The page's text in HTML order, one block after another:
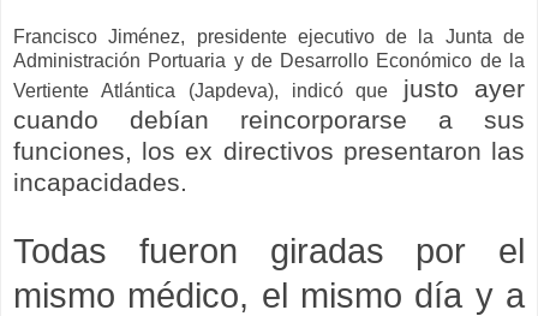
Francisco Jiménez, presidente ejecutivo de la Junta de
Administración Portuaria y de Desarrollo Económico de la
Vertiente Atlántica (Japdeva), indicó que
justo ayer
cuando debían reincorporarse a sus
funciones, los ex directivos presentaron las
incapacidades.
Todas fueron giradas por el
mismo médico, el mismo día y a